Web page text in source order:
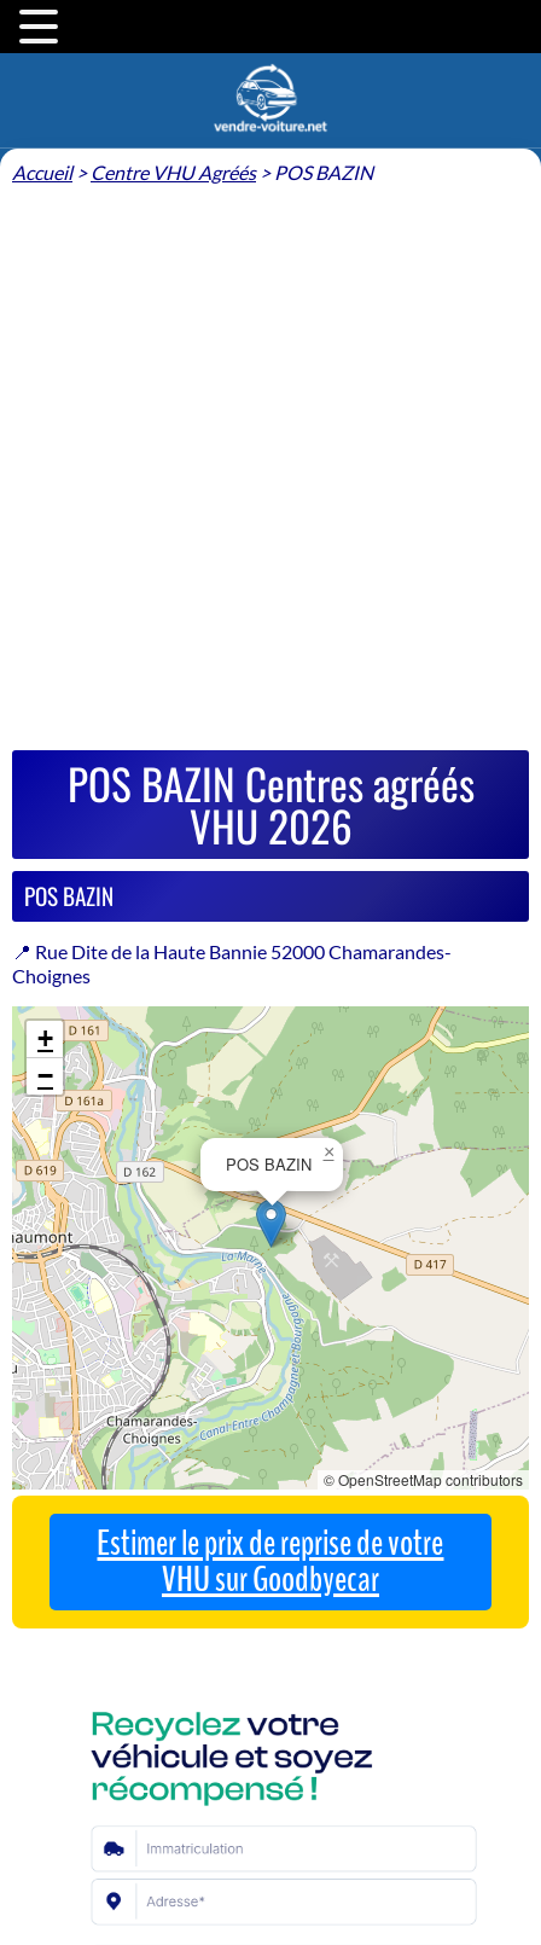
Accueil> Centre VHU Agréés> POS BAZIN
POS BAZIN Centres agréés
VHU 2026
POS BAZIN
📍 Rue Dite de la Haute Bannie 52000 Chamarandes-
Choignes
POS BAZIN
×
+
−
© OpenStreetMap contributors
Estimer le prix de reprise de votre
VHU sur Goodbyecar